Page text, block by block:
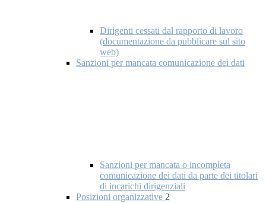
Dirigenti cessati dal rapporto di lavoro
(documentazione da pubblicare sul sito
web)
Sanzioni per mancata comunicazione dei dati
Sanzioni per mancata o incompleta
comunicazione dei dati da parte dei titolari
di incarichi dirigenziali
Posizioni organizzative 2